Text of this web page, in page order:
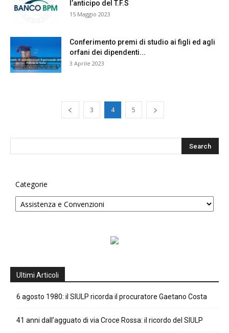
l’anticipo del T.F.S
15 Maggio 2023
Conferimento premi di studio ai figli ed agli
orfani dei dipendenti...
3 Aprile 2023
3 4 5
Categorie
Ultimi Articoli
6 agosto 1980: il SIULP ricorda il procuratore Gaetano Costa
41 anni dall’agguato di via Croce Rossa: il ricordo del SIULP